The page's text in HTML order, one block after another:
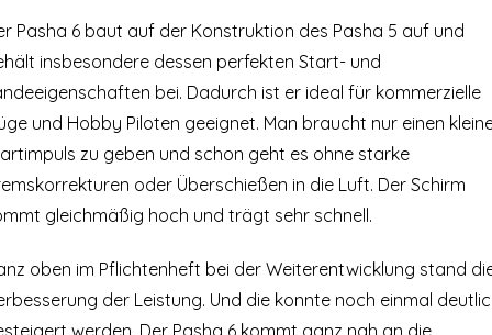
Pasha 6 baut auf der Konstruktion des Pasha 5 auf und
insbesondere dessen perfekten Start- und
bei. Dadurch ist er ideal für kommerzielle
und Hobby Piloten geeignet. Man braucht nur einen
zu geben und schon geht es ohne starke
oder Überschießen in die Luft. Der Schirm
gleichmäßig hoch und trägt sehr schnell.
oben im Pflichtenheft bei der Weiterentwicklung stand
der Leistung. Und die konnte noch einmal